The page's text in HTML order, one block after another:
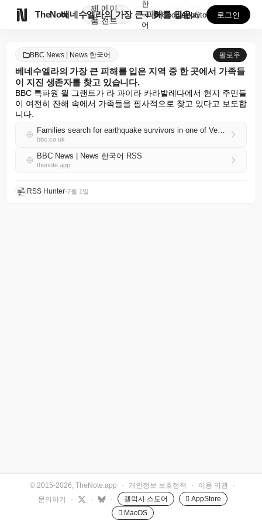
TheNote
제
품
에이
전트
베네수엘라의 가장 큰 피해를 입은 지역 중 한 곳에서 ...
한
국
어
GooglePlay
AppStore 로그인
BBC News | News 한국어 팔로우
베네수엘라의 가장 큰 피해를 입은 지역 중 한 곳에서 가족들
이 지진 생존자를 찾고 있습니다.
BBC 특파원 윌 그랜트가 라 과이라 카라발레다에서 현지 주민들
이 여전히 잔해 속에서 가족들을 필사적으로 찾고 있다고 보도합
니다.
Families search for earthquake survivors in one of Venezuela's hardest hit areas
bbc.co.uk
BBC News | News 한국어 RSS
thenote.app
RSS Hunter•7월 1일
© 2015-2026, TheNote.app · 개인정보 보호정책 · 이용 약관
·
문의하기
· · · 갤럭시 스토어
 AppStore
 MacOS